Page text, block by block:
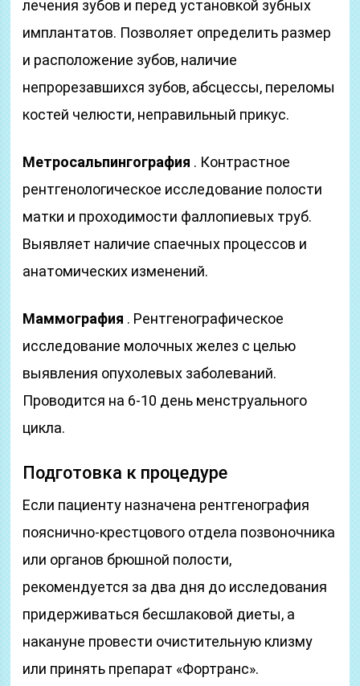
лечения зубов и перед установкой зубных
имплантатов. Позволяет определить размер
и расположение зубов, наличие
непрорезавшихся зубов, абсцессы, переломы
костей челюсти, неправильный прикус.
Метросальпингография . Контрастное
рентгенологическое исследование полости
матки и проходимости фаллопиевых труб.
Выявляет наличие спаечных процессов и
анатомических изменений.
Маммография . Рентгенографическое
исследование молочных желез с целью
выявления опухолевых заболеваний.
Проводится на 6-10 день менструального
цикла.
Подготовка к процедуре
Если пациенту назначена рентгенография
пояснично-крестцового отдела позвоночника
или органов брюшной полости,
рекомендуется за два дня до исследования
придерживаться бесшлаковой диеты, а
накануне провести очистительную клизму
или принять препарат «Фортранс».